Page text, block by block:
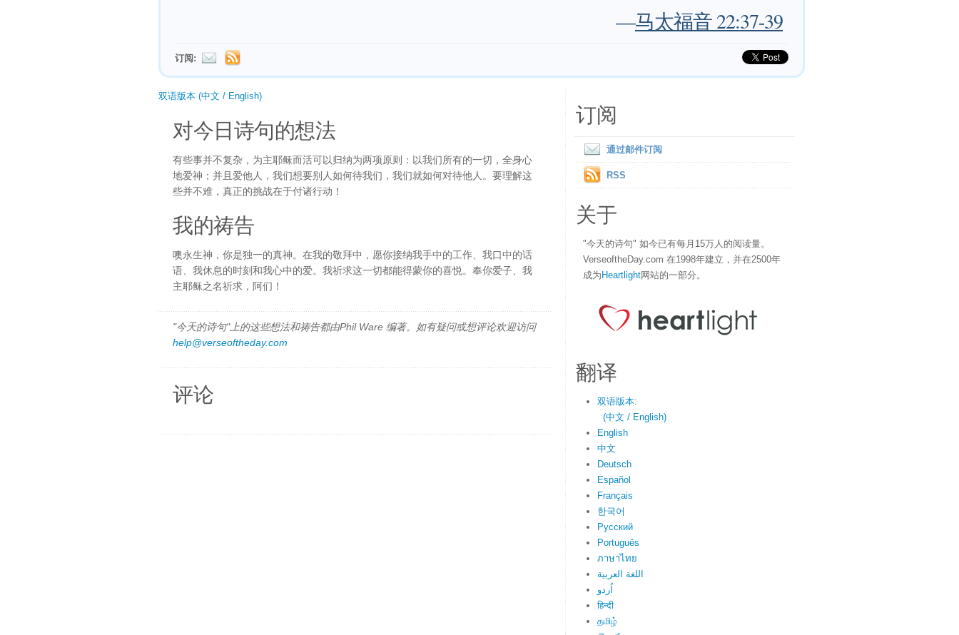
—马太福音 22:37-39
订阅:
双语版本 (中文 / English)
对今日诗句的想法
有些事并不复杂，为主耶稣而活可以归纳为两项原则：以我们所有的一切，全身心
地爱神；并且爱他人，我们想要别人如何待我们，我们就如何对待他人。要理解这
些并不难，真正的挑战在于付诸行动！
我的祷告
噢永生神，你是独一的真神。在我的敬拜中，愿你接纳我手中的工作、我口中的话
语、我休息的时刻和我心中的爱。我祈求这一切都能得蒙你的喜悦。奉你爱子、我
主耶稣之名祈求，阿们！
"今天的诗句"上的这些想法和祷告都由Phil Ware 编著。如有疑问或想评论欢迎访问
help@verseoftheday.com
评论
订阅
通过邮件订阅
RSS
关于
"今天的诗句" 如今已有每月15万人的阅读量。
VerseoftheDay.com 在1998年建立，并在2500年
成为 Heartlight网站的一部分。
翻译
双语版本:
(中文 / English)
English
中文
Deutsch
Español
Français
한국어
Русский
Português
ภาษาไทย
اللغة العربية
اُردو
हिन्दी
தமிழ்